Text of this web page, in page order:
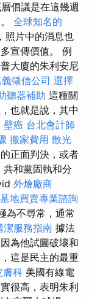
倡議是在這幾週
全球知名的
照片中的消息也
宣傳價值。 例
大廈的朱利安尼
徵信公司 選擇
聽器補助 這種關
也就是說，其中
壁癌 台北會計師
搬家費用 散光
正面判決，或者
和黨固執和分
外燴廠商
地買賣專業諮詢
為不尋常，通常
潔服務指南 據法
為他試圖破壞和
這是民主的最重
膚科 美國有線電
很高，表明朱利